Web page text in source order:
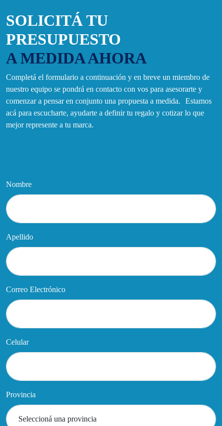
SOLICITÁ TU
PRESUPUESTO
A MEDIDA AHORA
Completá el formulario a continuación y en breve un miembro de
nuestro equipo se pondrá en contacto con vos para asesorarte y
comenzar a pensar en conjunto una propuesta a medida. Estamos
acá para escucharte, ayudarte a definir tu regalo y cotizar lo que
mejor represente a tu marca.
Nombre
Apellido
Correo Electrónico
Celular
Provincia